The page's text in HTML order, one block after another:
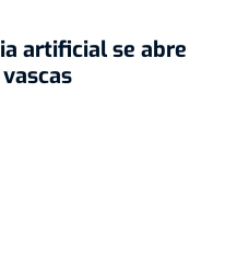
artificial se abre